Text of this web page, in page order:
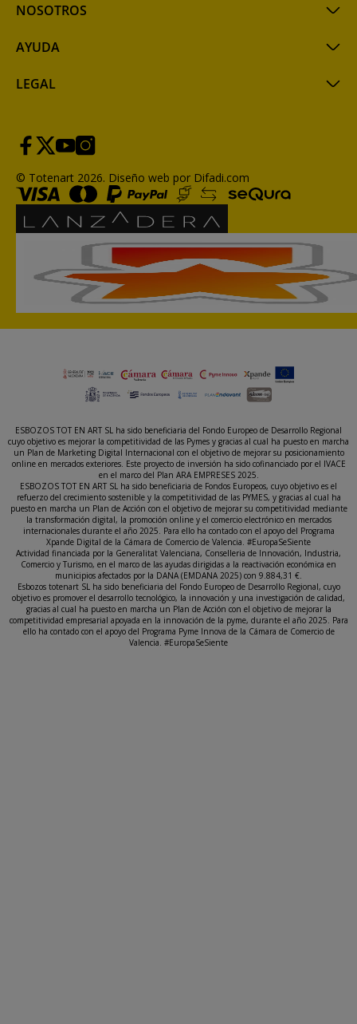
NOSOTROS
AYUDA
LEGAL
© Totenart 2026. Diseño web por Difadi.com
ESBOZOS TOT EN ART SL ha sido beneficiaria del Fondo Europeo de Desarrollo Regional
cuyo objetivo es mejorar la competitividad de las Pymes y gracias al cual ha puesto en marcha
un Plan de Marketing Digital Internacional con el objetivo de mejorar su posicionamiento
online en mercados exteriores. Este proyecto de inversión ha sido cofinanciado por el IVACE
en el marco del Plan ARA EMPRESES 2025.
ESBOZOS TOT EN ART SL ha sido beneficiaria de Fondos Europeos, cuyo objetivo es el
refuerzo del crecimiento sostenible y la competitividad de las PYMES, y gracias al cual ha
puesto en marcha un Plan de Acción con el objetivo de mejorar su competitividad mediante
la transformación digital, la promoción online y el comercio electrónico en mercados
internacionales durante el año 2025. Para ello ha contado con el apoyo del Programa
Xpande Digital de la Cámara de Comercio de Valencia. #EuropaSeSiente
Actividad financiada por la Generalitat Valenciana, Conselleria de Innovación, Industria,
Comercio y Turismo, en el marco de las ayudas dirigidas a la reactivación económica en
municipios afectados por la DANA (EMDANA 2025) con 9.884,31 €.
Esbozos totenart SL ha sido beneficiaria del Fondo Europeo de Desarrollo Regional, cuyo
objetivo es promover el desarrollo tecnológico, la innovación y una investigación de calidad,
gracias al cual ha puesto en marcha un Plan de Acción con el objetivo de mejorar la
competitividad empresarial apoyada en la innovación de la pyme, durante el año 2025. Para
ello ha contado con el apoyo del Programa Pyme Innova de la Cámara de Comercio de
Valencia. #EuropaSeSiente